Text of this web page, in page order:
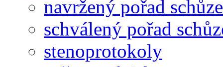
navržený pořad schůze
schválený pořad
stenoprotokoly